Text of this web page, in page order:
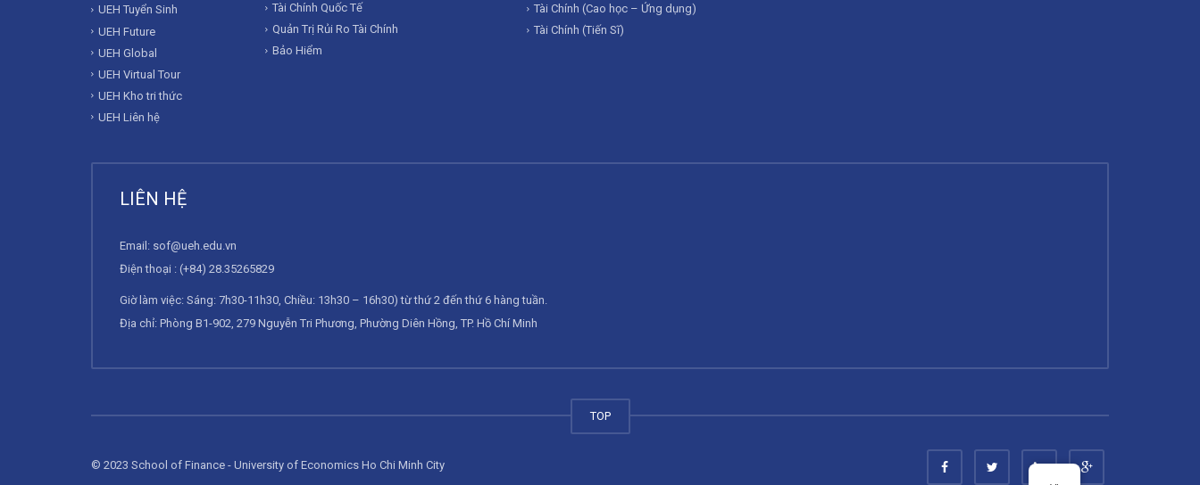
UEH Tuyển Sinh
UEH Future
UEH Global
UEH Virtual Tour
UEH Kho tri thức
UEH Liên hệ
Tài Chính Quốc Tế
Quản Trị Rủi Ro Tài Chính
Bảo Hiểm
Tài Chính (Cao học – Ứng dụng)
Tài Chính (Tiến Sĩ)
LIÊN HỆ
Email: sof@ueh.edu.vn
Điện thoại : (+84) 28.35265829
Giờ làm việc: Sáng: 7h30-11h30, Chiều: 13h30 – 16h30) từ thứ 2 đến thứ 6 hàng tuần.
Địa chỉ: Phòng B1-902, 279 Nguyễn Tri Phương, Phường Diên Hồng, TP. Hồ Chí Minh
TOP
© 2023 School of Finance - University of Economics Ho Chi Minh City